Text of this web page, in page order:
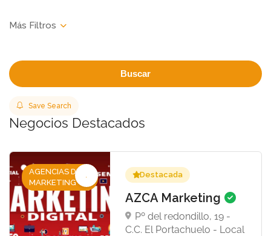
Buscar
Save Search
Negocios Destacados
AGENCIAS DE
MARKETING
Destacada
AZCA Marketing
Pº del redondillo, 19 -
C.C. El Portachuelo - Local